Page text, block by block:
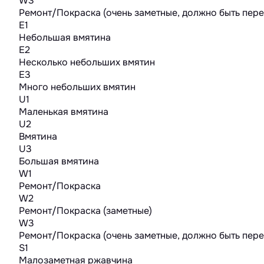
Ремонт/Покраска (очень заметные, должно быть
E1
Небольшая вмятина
E2
Несколько небольших вмятин
E3
Много небольших вмятин
U1
Маленькая вмятина
U2
Вмятина
U3
Большая вмятина
W1
Ремонт/Покраска
W2
Ремонт/Покраска (заметные)
W3
Ремонт/Покраска (очень заметные, должно быть
S1
Малозаметная ржавчина